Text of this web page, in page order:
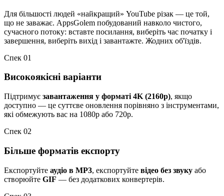
Для більшості людей «найкращий» YouTube різак — це той,
що не заважає. AppsGolem побудований навколо чистого,
сучасного потоку: вставте посилання, виберіть час початку і
завершення, виберіть вихід і завантажте. Жодних об'їздів.
Спек 01
Високоякісні варіанти
Підтримує завантаження у форматі 4K (2160p), якщо
доступно — це суттєве оновлення порівняно з інструментами,
які обмежують вас на 1080p або 720p.
Спек 02
Більше форматів експорту
Експортуйте аудіо в MP3, експортуйте відео без звуку або
створюйте GIF — без додаткових конвертерів.